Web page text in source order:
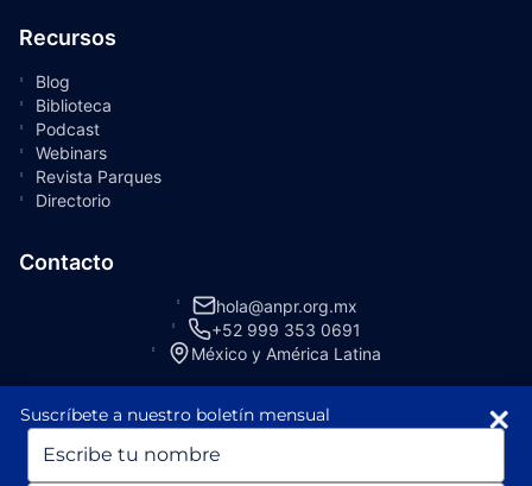
Recursos
Blog
Biblioteca
Podcast
Webinars
Revista Parques
Directorio
Contacto
hola@anpr.org.mx
+52 999 353 0691
México y América Latina
Suscríbete a nuestro boletín mensual